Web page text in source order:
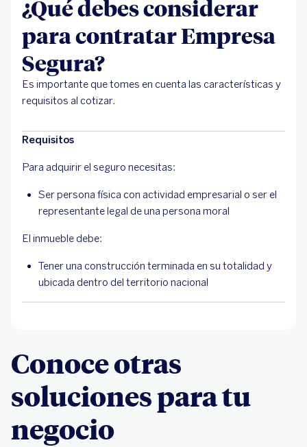
¿Qué debes considerar
para contratar Empresa
Segura?
Es importante que tomes en cuenta las características y
requisitos al cotizar.
Requisitos
Para adquirir el seguro necesitas:
Ser persona física con actividad empresarial o ser el
representante legal de una persona moral
El inmueble debe:
Tener una construcción terminada en su totalidad y
ubicada dentro del territorio nacional
Conoce otras
soluciones para tu
negocio